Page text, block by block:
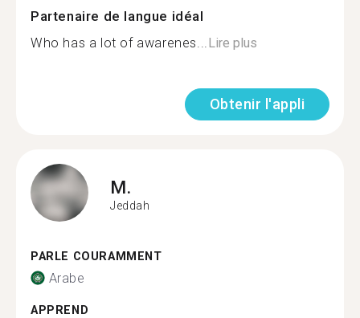
Partenaire de langue idéal
Who has a lot of awarenes...Lire plus
Obtenir l'appli
M.
Jeddah
PARLE COURAMMENT
Arabe
APPREND